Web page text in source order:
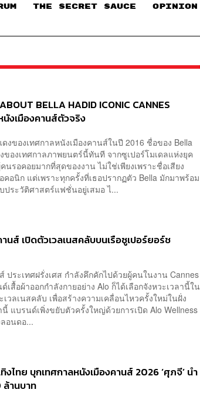
THE SECRET SAUCE​ OPINION
BELLA HADID ICONIC CANNES
นังเมืองคานส์ตัวจริง
ของเทศกาลหนังเมืองคานส์ในปี 2016 ชื่อของ Bella
ของเทศกาลภาพยนตร์นี้ทันที จากซูเปอร์โมเดลแห่งยุค
รอคอยมากที่สุดของงาน ไม่ใช่เพียงเพราะชื่อเสียง
อนิก แต่เพราะทุกครั้งที่เธอปรากฏตัว Bella มักมาพร้อม
ประวัติศาสตร์แฟชั่นอยู่เสมอ ไ...
นส์ เปิดตัวเวลเนสคลับบนเรือซูเปอร์ยอร์ช
ประเทศฝรั่งเศส กำลังคึกคักไปด้วยผู้คนในงาน Cannes
เสื้อผ้าออกกำลังกายอย่าง Alo ก็ได้เลือกจังหวะเวลานี้ใน
วลเนสคลับ เพื่อสร้างความเคลื่อนไหวครั้งใหม่ในฝั่ง
แบรนด์เพิ่งขยับตัวครั้งใหญ่ด้วยการเปิด Alo Wellness
อนดอ...
งไทย บุกเทศกาลหนังเมืองคานส์ 2026 ‘ศุภจี’ นำ
านบาท